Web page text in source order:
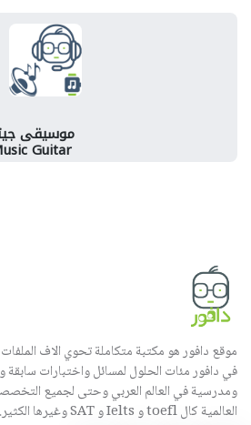
موسيقى
Guitar
موقع دافور هو مكتبة متكاملة تحوي الاف
في دافور مئات الحلول لمسائل واختبارات سابقة
ومدرسية في العالم العربي وحتى لجميع
العالمية كال toefl و Ielts و SAT وغيرها الكثير.